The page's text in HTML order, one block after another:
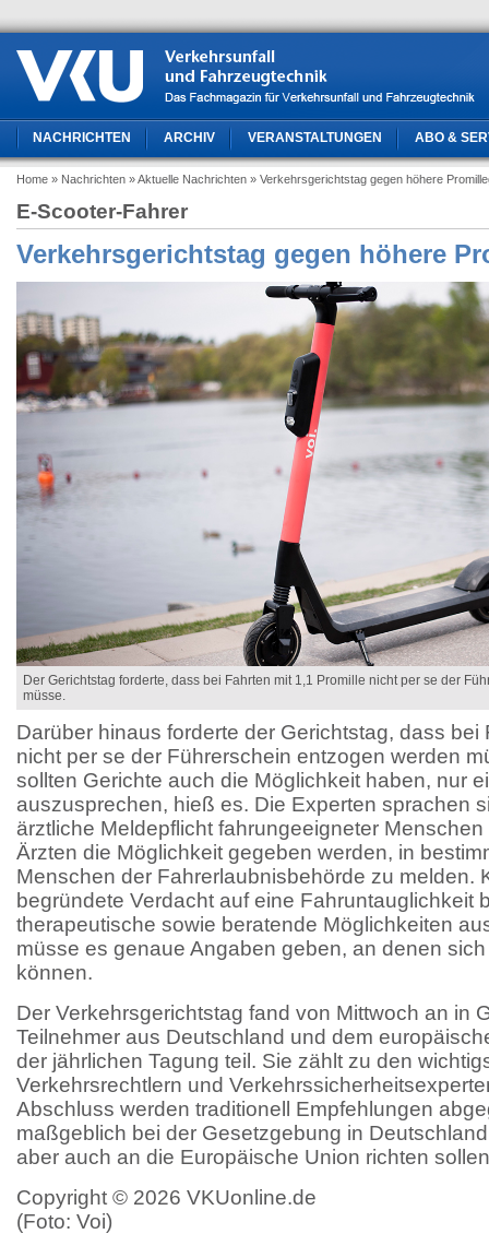
NACHRICHTEN ARCHIV VERANSTALTUNGEN ABO &
Home » Nachrichten » Aktuelle Nachrichten » Verkehrsgerichtstag gegen höhere
E-Scooter-Fahrer
Verkehrsgerichtstag gegen höhere
Der Gerichtstag forderte, dass bei Fahrten mit 1,1 Promille nicht per se der
müsse.
Darüber hinaus forderte der Gerichtstag, dass bei
nicht per se der Führerschein entzogen werden
sollten Gerichte auch die Möglichkeit haben, nur
auszusprechen, hieß es. Die Experten sprachen
ärztliche Meldepflicht fahrungeeigneter
Ärzten die Möglichkeit gegeben werden, in
Menschen der Fahrerlaubnisbehörde zu melden.
begründete Verdacht auf eine Fahruntauglichkeit
therapeutische sowie beratende Möglichkeiten
müsse es genaue Angaben geben, an denen
können.
Der Verkehrsgerichtstag fand von Mittwoch an in
Teilnehmer aus Deutschland und dem
der jährlichen Tagung teil. Sie zählt zu den
Verkehrsrechtlern und
Abschluss werden traditionell Empfehlungen
maßgeblich bei der Gesetzgebung in
aber auch an die Europäische Union richten
Copyright © 2026 VKUonline.de
(Foto: Voi)